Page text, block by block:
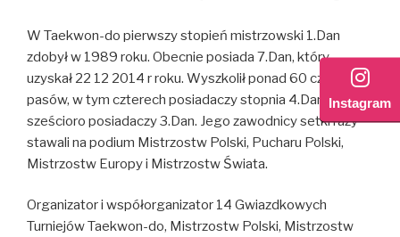
W Taekwon-do pierwszy stopień mistrzowski 1.Dan
zdobył w 1989 roku. Obecnie posiada 7.Dan, który
uzyskał 22 12 2014 r roku. Wyszkolił ponad 60 czarnych
pasów, w tym czterech posiadaczy stopnia 4.Dan i
sześcioro posiadaczy 3.Dan. Jego zawodnicy setki razy
stawali na podium Mistrzostw Polski, Pucharu Polski,
Mistrzostw Europy i Mistrzostw Świata.
Organizator i współorganizator 14 Gwiazdkowych
Turniejów Taekwon-do, Mistrzostw Polski, Mistrzostw
Instagram